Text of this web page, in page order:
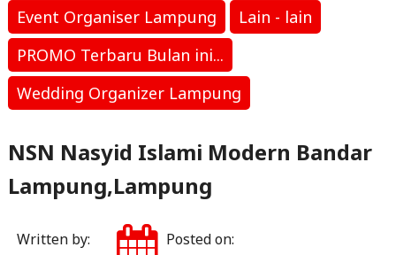
Event Organiser Lampung
Lain - lain
PROMO Terbaru Bulan ini...
Wedding Organizer Lampung
NSN Nasyid Islami Modern Bandar
Lampung,Lampung
Written by:
Posted on: